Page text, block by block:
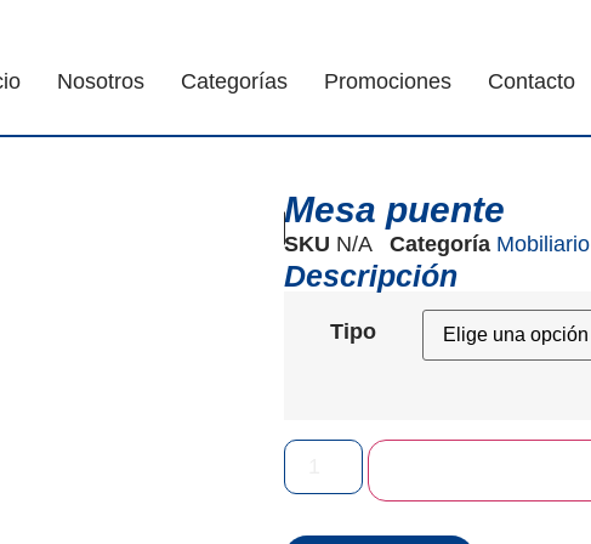
Nosotros Categorías Promociones Contacto
Mesa puente
SKU N/A Categoría Mobiliario
Descripción
Tipo